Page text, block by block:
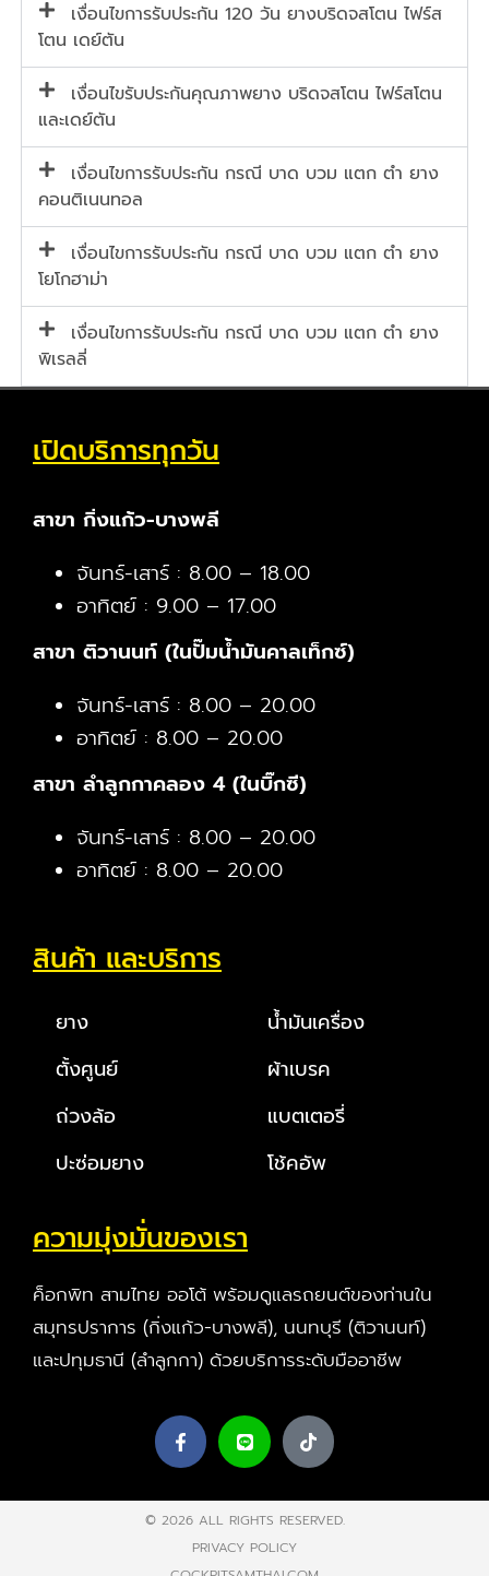
เงื่อนไขการรับประกัน 120 วัน ยางบริดจสโตน ไฟร์ส
โตน เดย์ตัน
เงื่อนไขรับประกันคุณภาพยาง บริดจสโตน ไฟร์สโตน
และเดย์ตัน
เงื่อนไขการรับประกัน กรณี บาด บวม แตก ตำ ยาง
คอนติเนนทอล
เงื่อนไขการรับประกัน กรณี บาด บวม แตก ตำ ยาง
โยโกฮาม่า
เงื่อนไขการรับประกัน กรณี บาด บวม แตก ตำ ยาง
พิเรลลี่
เปิดบริการทุกวัน
สาขา กิ่งแก้ว-บางพลี
จันทร์-เสาร์ : 8.00 – 18.00
อาทิตย์ : 9.00 – 17.00
สาขา ติวานนท์ (ในปั๊มน้ำมันคาลเท็กซ์)
จันทร์-เสาร์ : 8.00 – 20.00
อาทิตย์ : 8.00 – 20.00
สาขา ลำลูกกาคลอง 4 (ในบิ๊กซี)
จันทร์-เสาร์ : 8.00 – 20.00
อาทิตย์ : 8.00 – 20.00
สินค้า และบริการ
ยาง
ตั้งศูนย์
ถ่วงล้อ
ปะซ่อมยาง
น้ำมันเครื่อง
ผ้าเบรค
แบตเตอรี่
โช้คอัพ
ความมุ่งมั่นของเรา
ค็อกพิท สามไทย ออโต้ พร้อมดูแลรถยนต์ของท่านใน
สมุทรปราการ (กิ่งแก้ว-บางพลี), นนทบุรี (ติวานนท์)
และปทุมธานี (ลำลูกกา) ด้วยบริการระดับมืออาชีพ
© 2026 ALL RIGHTS RESERVED​.
PRIVACY POLICY